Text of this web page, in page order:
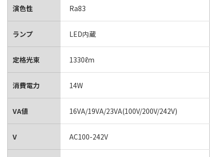
演色性 Ra83
ランプ LED内蔵
定格光束 1330ℓm
消費電力 14W
VA値 16VA/19VA/23VA(100V/200V/242V)
V AC100-242V